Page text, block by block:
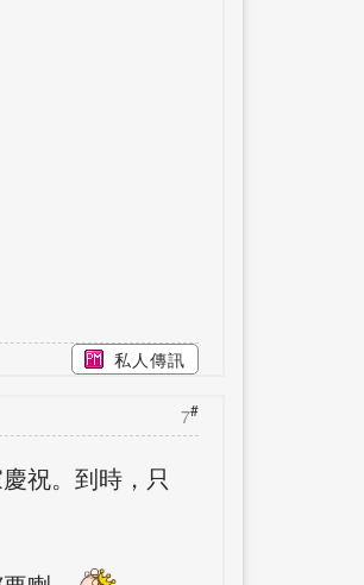
私人傳訊
7#
祝。到時，只